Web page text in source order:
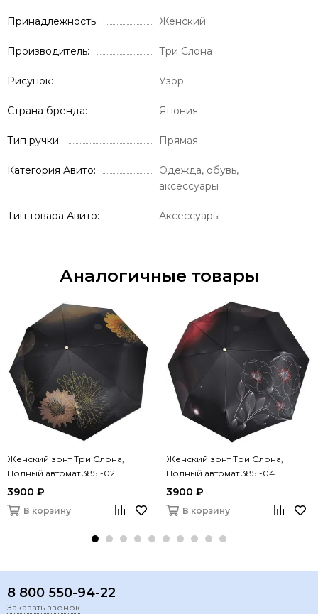
Принадлежность Женский
Производитель Три Слона
Рисунок Узор
Страна бренда Япония
Тип ручки Прямая
Категория Авито
Одежда, обувь,
аксессуары
Тип товара Авито Аксессуары
Аналогичные товары
Женский зонт Три Слона,
Полный автомат 3851-02
3900 ₽
В корзину
Женский зонт Три Слона,
Полный автомат 3851-04
3900 ₽
В корзину
8 800 550-94-22
Заказать звонок